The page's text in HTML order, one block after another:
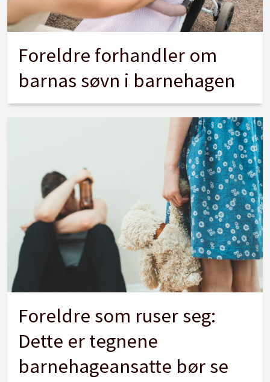
Foreldre forhandler om
barnas søvn i barnehagen
Foreldre som ruser seg:
Dette er tegnene
barnehageansatte bør se